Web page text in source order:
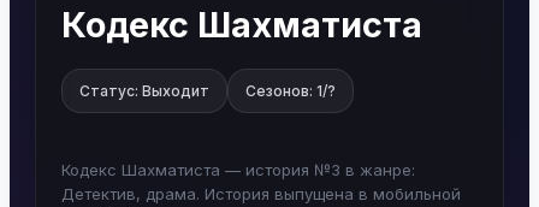
Кодекс Шахматиста
Статус: Выходит Сезонов: 1/?
Кодекс Шахматиста — история №3 в жанре:
Детектив, драма. История выпущена в мобильной